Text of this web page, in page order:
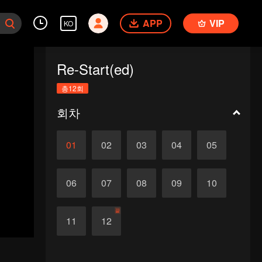
KO APP VIP
Re-Start(ed)
총12회
회차
01 02 03 04 05
06 07 08 09 10
11 12
끝